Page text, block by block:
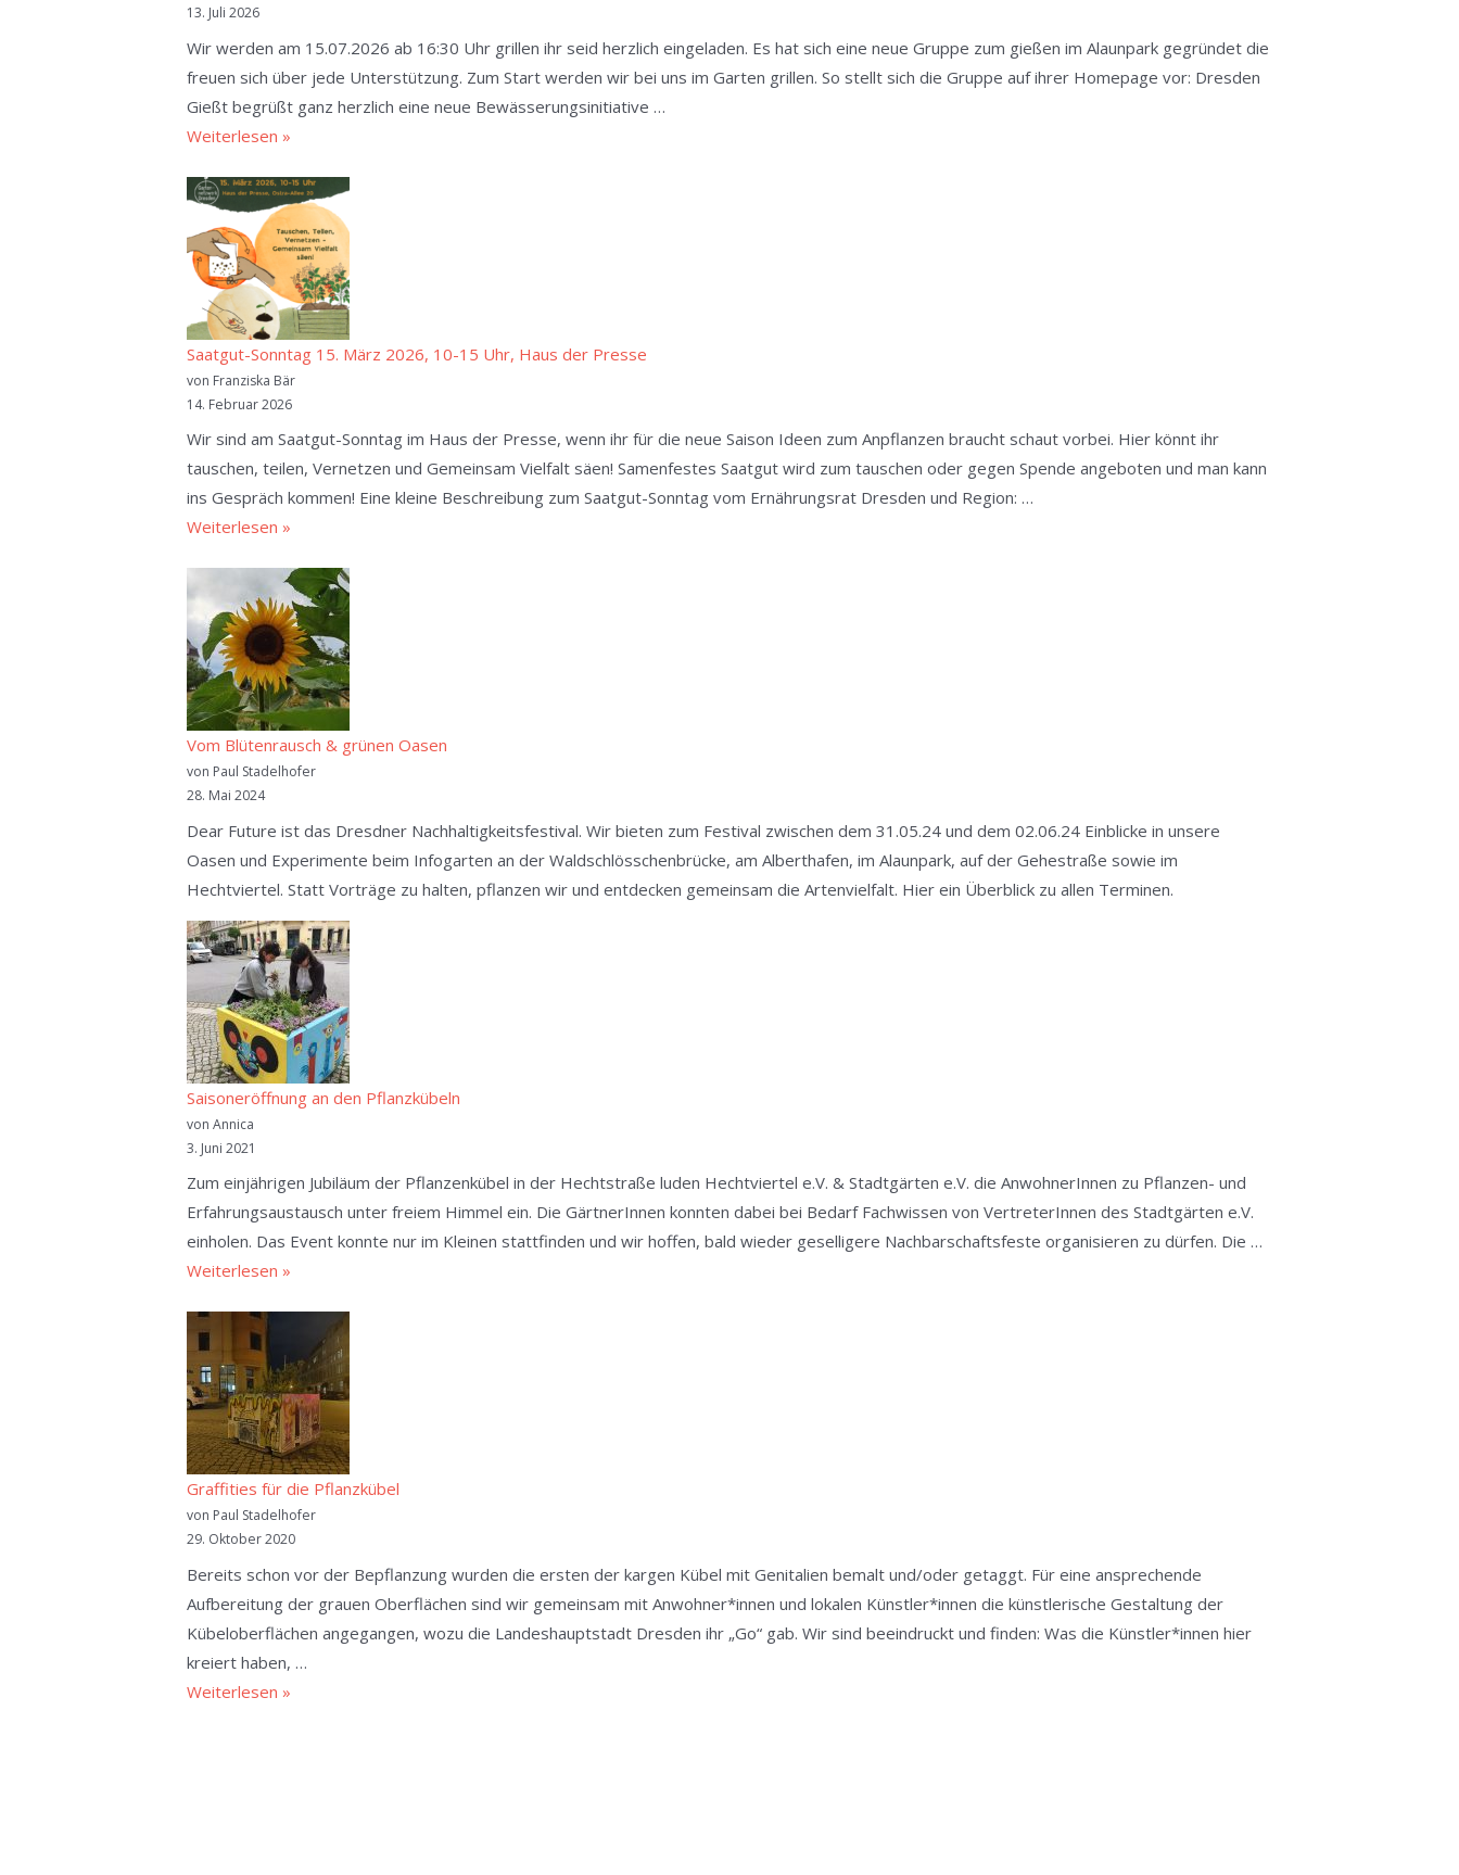
13. Juli 2026
Wir werden am 15.07.2026 ab 16:30 Uhr grillen ihr seid herzlich eingeladen. Es hat sich eine neue Gruppe zum gießen im Alaunpark gegründet die
freuen sich über jede Unterstützung. Zum Start werden wir bei uns im Garten grillen. So stellt sich die Gruppe auf ihrer Homepage vor: Dresden
Gießt begrüßt ganz herzlich eine neue Bewässerungsinitiative …
Neue
im
Alaunpark
Weiterlesen »
Saatgut-Sonntag 15. März 2026, 10-15 Uhr, Haus der Presse
von Franziska Bär
14. Februar 2026
Wir sind am Saatgut-Sonntag im Haus der Presse, wenn ihr für die neue Saison Ideen zum Anpflanzen braucht schaut vorbei. Hier könnt ihr
tauschen, teilen, Vernetzen und Gemeinsam Vielfalt säen! Samenfestes Saatgut wird zum tauschen oder gegen Spende angeboten und man kann
ins Gespräch kommen! Eine kleine Beschreibung zum Saatgut-Sonntag vom Ernährungsrat Dresden und Region: …
Saatgut-
15.
März
2026,
10-
15
Uhr,
der
Weiterlesen »
Vom Blütenrausch & grünen Oasen
von Paul Stadelhofer
28. Mai 2024
Dear Future ist das Dresdner Nachhaltigkeitsfestival. Wir bieten zum Festival zwischen dem 31.05.24 und dem 02.06.24 Einblicke in unsere
Oasen und Experimente beim Infogarten an der Waldschlösschenbrücke, am Alberthafen, im Alaunpark, auf der Gehestraße sowie im
Hechtviertel. Statt Vorträge zu halten, pflanzen wir und entdecken gemeinsam die Artenvielfalt. Hier ein Überblick zu allen Terminen.
Saisoneröffnung an den Pflanzkübeln
von Annica
3. Juni 2021
Zum einjährigen Jubiläum der Pflanzenkübel in der Hechtstraße luden Hechtviertel e.V. & Stadtgärten e.V. die AnwohnerInnen zu Pflanzen- und
Erfahrungsaustausch unter freiem Himmel ein. Die GärtnerInnen konnten dabei bei Bedarf Fachwissen von VertreterInnen des Stadtgärten e.V.
einholen. Das Event konnte nur im Kleinen stattfinden und wir hoffen, bald wieder geselligere Nachbarschaftsfeste organisieren zu dürfen. Die …
Saisoneröffnung
den
Pflanzkübeln
Weiterlesen »
Graffities für die Pflanzkübel
von Paul Stadelhofer
29. Oktober 2020
Bereits schon vor der Bepflanzung wurden die ersten der kargen Kübel mit Genitalien bemalt und/oder getaggt. Für eine ansprechende
Aufbereitung der grauen Oberflächen sind wir gemeinsam mit Anwohner*innen und lokalen Künstler*innen die künstlerische Gestaltung der
Kübeloberflächen angegangen, wozu die Landeshauptstadt Dresden ihr „Go“ gab. Wir sind beeindruckt und finden: Was die Künstler*innen hier
kreiert haben, …
Graffities
Weiterlesen »